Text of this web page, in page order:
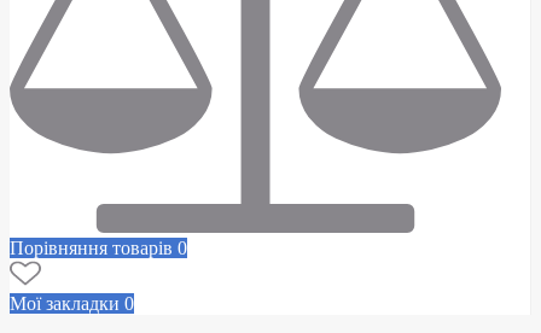
Порівняння товарів 0
Мої закладки 0